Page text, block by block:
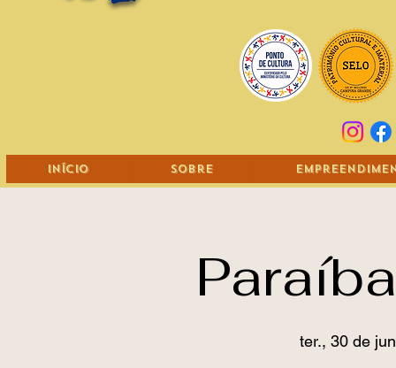
Início Sobre
ter., 30 de